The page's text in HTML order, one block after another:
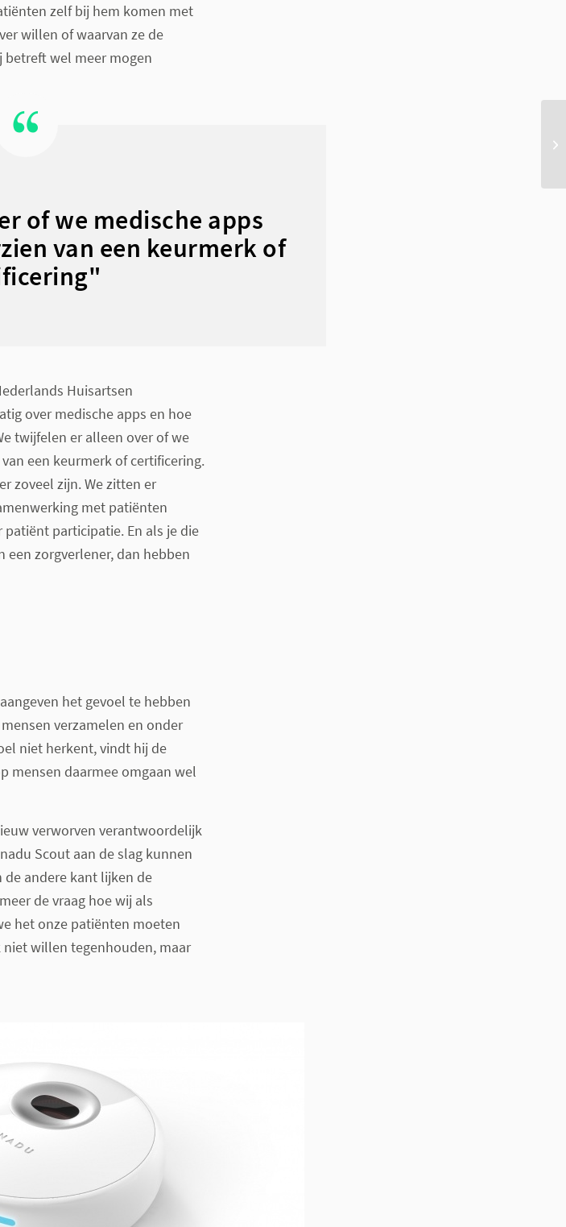
zelf bij hem komen met
willen of waarvan ze de
wel meer mogen
of we medische apps
van een keurmerk of
Huisartsen
over medische apps en hoe
twijfelen er alleen over of we
een keurmerk of certificering.
zoveel zijn. We zitten er
met patiënten
participatie. En als je die
een zorgverlener, dan hebben
het gevoel te hebben
verzamelen en onder
niet herkent, vindt hij de
mensen daarmee omgaan wel
verworven verantwoordelijk
Scout aan de slag kunnen
de andere kant lijken de
de vraag hoe wij als
het onze patiënten moeten
willen tegenhouden, maar